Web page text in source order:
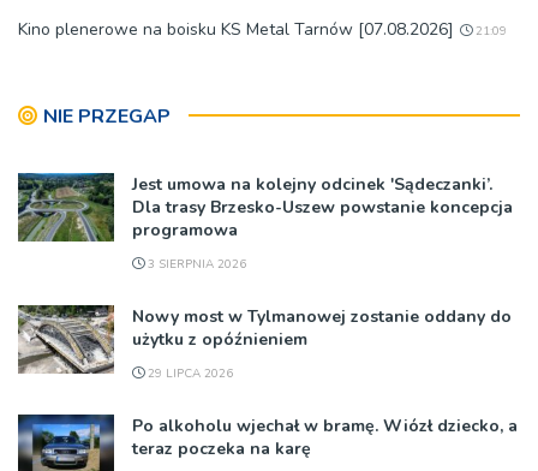
Kino plenerowe na boisku KS Metal Tarnów [07.08.2026] 21:09
NIE PRZEGAP
Jest umowa na kolejny odcinek 'Sądeczanki’.
Dla trasy Brzesko-Uszew powstanie koncepcja
programowa
3 SIERPNIA 2026
Nowy most w Tylmanowej zostanie oddany do
użytku z opóźnieniem
29 LIPCA 2026
Po alkoholu wjechał w bramę. Wiózł dziecko, a
teraz poczeka na karę